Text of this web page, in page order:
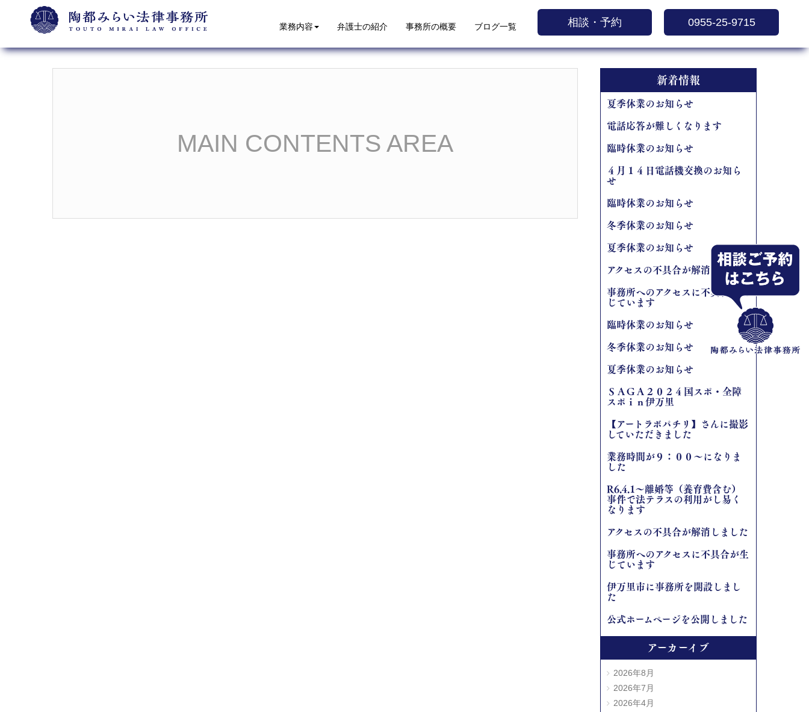
業務内容 弁護士の紹介 事務所の概要 ブログ一覧 相談・予約 0955-25-9715
MAIN CONTENTS AREA
新着情報
夏季休業のお知らせ
電話応答が難しくなります
臨時休業のお知らせ
４月１４日電話機交換のお知ら
せ
臨時休業のお知らせ
冬季休業のお知らせ
夏季休業のお知らせ
アクセスの不具合が解消しました
事務所へのアクセスに不具合が生
じています
臨時休業のお知らせ
冬季休業のお知らせ
夏季休業のお知らせ
ＳＡＧＡ２０２４国スポ・全障
スポｉｎ伊万里
【アートラボパチリ】さんに撮影
していただきました
業務時間が９：００～になりま
した
R6.4.1～離婚等（養育費含む）
事件で法テラスの利用がし易く
なります
アクセスの不具合が解消しました
事務所へのアクセスに不具合が生
じています
伊万里市に事務所を開設しまし
た
公式ホームページを公開しました
アーカーイブ
2026年8月
2026年7月
2026年4月